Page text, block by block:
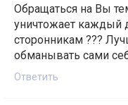
Обращаться на Вы
уничтожает каждый
сторонникам ???
обманывать сами
Ответить